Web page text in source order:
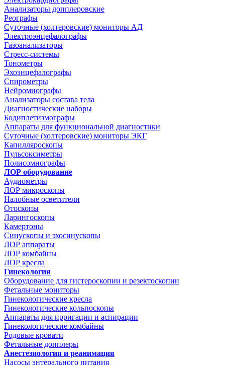
Анализаторы допплеровские
Реографы
Суточные (холтеровские) мониторы АД
Электроэнцефалографы
Газоанализаторы
Стресс-системы
Тонометры
Эхоэнцефалографы
Спирометры
Нейромиографы
Анализаторы состава тела
Диагностические наборы
Бодиплетизмографы
Аппараты для функциональной диагностики
Суточные (холтеровские) мониторы ЭКГ
Капилляроскопы
Пульсоксиметры
Полисомнографы
ЛОР оборудование
Аудиометры
ЛОР микроскопы
Налобные осветители
Отоскопы
Ларингоскопы
Камертоны
Синускопы и эхосинускопы
ЛОР аппараты
ЛОР комбайны
ЛОР кресла
Гинекология
Оборудование для гистероскопии и резектоскопии
Фетальные мониторы
Гинекологические кресла
Гинекологические кольпоскопы
Аппараты для ирригации и аспирации
Гинекологические комбайны
Родовые кровати
Фетальные допплеры
Анестезиология и реанимация
Насосы энтерального питания